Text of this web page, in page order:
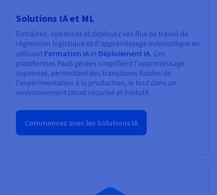
Solutions IA et ML
Entraînez, optimisez et déployez vos flux de travail de
régression logistique et d'apprentissage automatique en
utilisant Formation IA et Déploiement IA. Ces
plateformes PaaS gérées simplifient l'apprentissage
supervisé, permettant des transitions fluides de
l'expérimentation à la production, le tout dans un
environnement cloud sécurisé et évolutif.
Commencez avec les Solutions IA